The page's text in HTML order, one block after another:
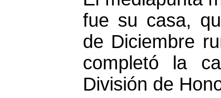
fue su casa,
de Diciembre
completó la
División de